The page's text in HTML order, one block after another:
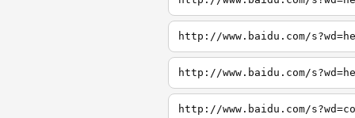
http://www.baidu.com/
http://www.baidu.com/
http://www.baidu.com/